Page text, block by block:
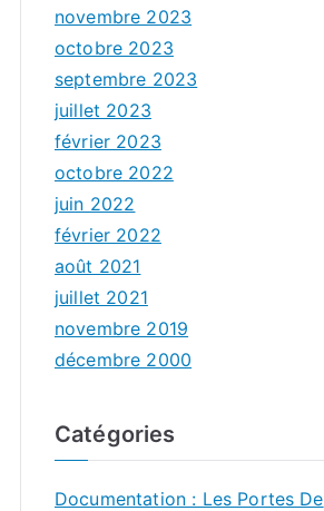
novembre 2023
octobre 2023
septembre 2023
juillet 2023
février 2023
octobre 2022
juin 2022
février 2022
août 2021
juillet 2021
novembre 2019
décembre 2000
Catégories
Documentation : Les Portes De